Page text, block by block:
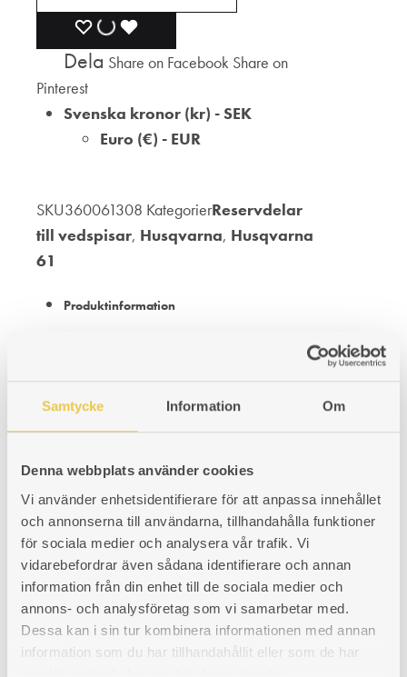
Samtycke Information Om
Denna webbplats använder cookies
Vi använder enhetsidentifierare för att anpassa innehållet
och annonserna till användarna, tillhandahålla funktioner
för sociala medier och analysera vår trafik. Vi
vidarebefordrar även sådana identifierare och annan
information från din enhet till de sociala medier och
annons- och analysföretag som vi samarbetar med.
Dessa kan i sin tur kombinera informationen med annan
information som du har tillhandahållit eller som de har
LÄGG
TILL
ÖNSKELISTA
LÄGGER
TILL
ÖNSKELISTA
TILL
ÖNSKELISTA
Dela Share on Facebook Share on
Pinterest
Svenska kronor (kr) - SEK
Euro (€) - EUR
SKU360061308 KategorierReservdelar
till vedspisar, Husqvarna, Husqvarna
61
Produktinformation
Relaterade produkter
Cisternjärn Ankarsrum 25 H
För högereldad spis
Art. nr: 420025103
851kr
KÖP LÄGG
TILL
LÄGGER
TILL
LADES
TILL